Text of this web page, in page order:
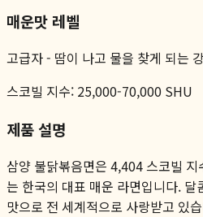
매운맛 레벨
고급자- 땀이 나고 물을 찾게 되는
스코빌 지수: 25,000-70,000 SHU
제품 설명
삼양 불닭볶음면은 4,404 스코빌
는 한국의 대표 매운 라면입니다.
맛으로 전 세계적으로 사랑받고 있